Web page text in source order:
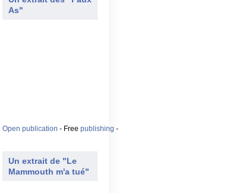
As"
Open publication - Free publishing -
Un extrait de "Le
Mammouth m'a tué"